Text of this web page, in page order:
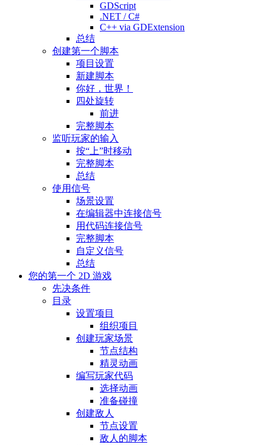
GDScript
.NET / C#
C++ via GDExtension
总结
创建第一个脚本
项目设置
新建脚本
你好，世界！
四处旋转
前进
完整脚本
监听玩家的输入
按“上”时移动
完整脚本
总结
使用信号
场景设置
在编辑器中连接信号
用代码连接信号
完整脚本
自定义信号
总结
您的第一个 2D 游戏
先决条件
目录
设置项目
组织项目
创建玩家场景
节点结构
精灵动画
编写玩家代码
选择动画
准备碰撞
创建敌人
节点设置
敌人的脚本